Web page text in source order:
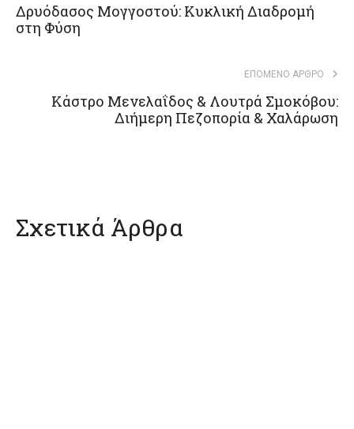
Δρυόδασος Μογγοστού: Κυκλική Διαδρομή
στη Φύση
ΕΠΌΜΕΝΟ ΆΡΘΡΟ
Κάστρο Μενελαΐδος & Λουτρά Σμοκόβου:
Διήμερη Πεζοπορία & Χαλάρωση
Σχετικά Άρθρα